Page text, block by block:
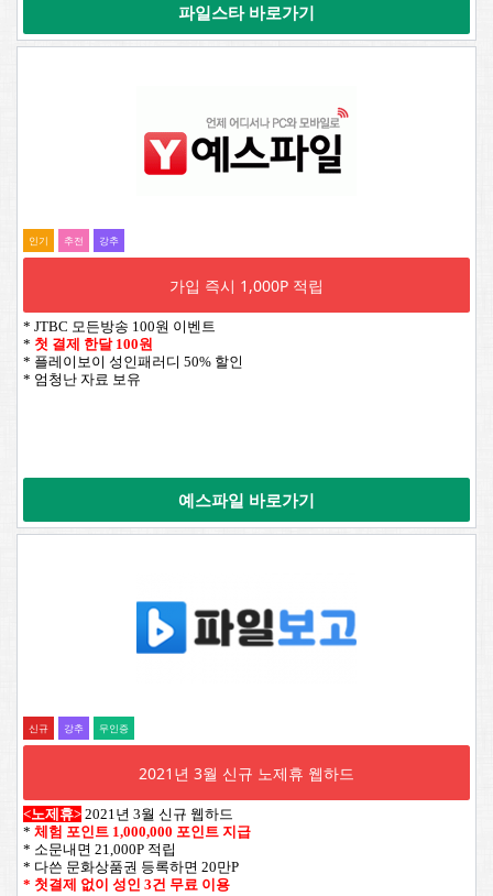
파일스타 바로가기
인기 추전 강추
가입 즉시 1,000P 적립
* JTBC 모든방송 100원 이벤트
* 첫 결제 한달 100원
* 플레이보이 성인패러디 50% 할인
* 엄청난 자료 보유
예스파일 바로가기
신규 강추 무인증
2021년 3월 신규 노제휴 웹하드
<노제휴> 2021년 3월 신규 웹하드
* 체험 포인트 1,000,000 포인트 지급
* 소문내면 21,000P 적립
* 다쓴 문화상품권 등록하면 20만P
* 첫결제 없이 성인 3건 무료 이용